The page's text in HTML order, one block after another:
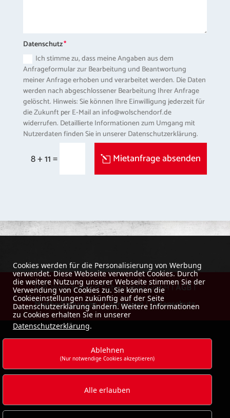
Datenschutz
Ich stimme zu, dass meine Angaben aus dem
Anfrageformular zur Bearbeitung und Beantwortung
meiner Anfrage erhoben und verarbeitet werden. Die Daten
werden nach abgeschlossener Bearbeitung Ihrer Anfrage
gelöscht. Hinweis: Sie können Ihre Einwilligung jederzeit für
die Zukunft per E-Mail an info@wolschendorf.de
widerrufen. Detaillierte Informationen zum Umgang mit
Nutzerdaten finden Sie in unserer Datenschutzerklärung.
8 + 11= Mietanfrage absenden
H-P. Wolschendorf Gabelstapler GmbH |AGB|
Mietbedingungen|Impressum|Datenschutz
Cookies werden für die Personalisierung von Werbung
verwendet. Diese Webseite verwendet Cookies. Durch
die weitere Nutzung unserer Webseite stimmen Sie der
Verwendung von Cookies zu. Sie können die
Cookieeinstellungen zukünftig auf der Seite
Datenschutzerklärung ändern. Weitere Informationen
zu Cookies erhalten Sie in unserer
Datenschutzerklärung.
Ablehnen
(Nur notwendige Cookies akzeptieren)
Alle erlauben